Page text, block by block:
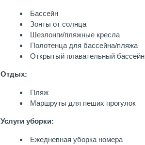
Бассейн
Зонты от солнца
Шезлонги/пляжные кресла
Полотенца для бассейна/пляжа
Открытый плавательный бассейн
Отдых:
Пляж
Маршруты для пеших прогулок
Услуги уборки:
Ежедневная уборка номера